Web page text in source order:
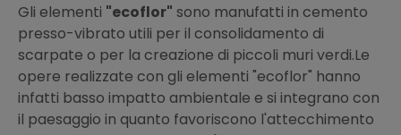
Gli elementi "ecoflor" sono manufatti in cemento
presso-vibrato utili per il consolidamento di
scarpate o per la creazione di piccoli muri verdi.Le
opere realizzate con gli elementi "ecoflor" hanno
infatti basso impatto ambientale e si integrano con
il paesaggio in quanto favoriscono l'attecchimento